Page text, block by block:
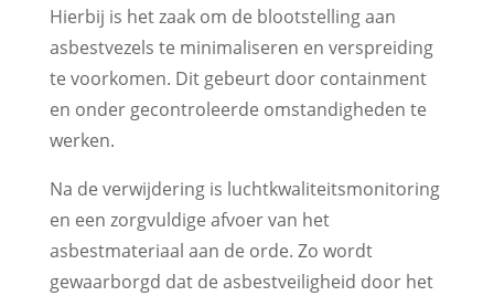
Hierbij is het zaak om de blootstelling aan
asbestvezels te minimaliseren en verspreiding
te voorkomen. Dit gebeurt door containment
en onder gecontroleerde omstandigheden te
werken.
Na de verwijdering is luchtkwaliteitsmonitoring
en een zorgvuldige afvoer van het
asbestmateriaal aan de orde. Zo wordt
gewaarborgd dat de asbestveiligheid door het